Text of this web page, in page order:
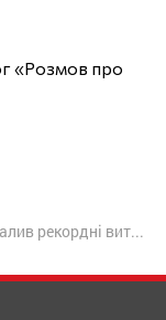
«Розмов про
на оборону в $886 млрд